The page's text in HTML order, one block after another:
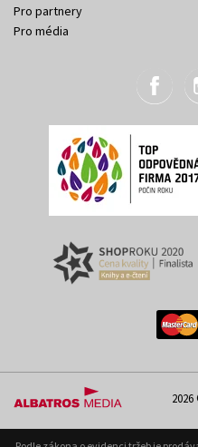
Pro partnery
Pro média